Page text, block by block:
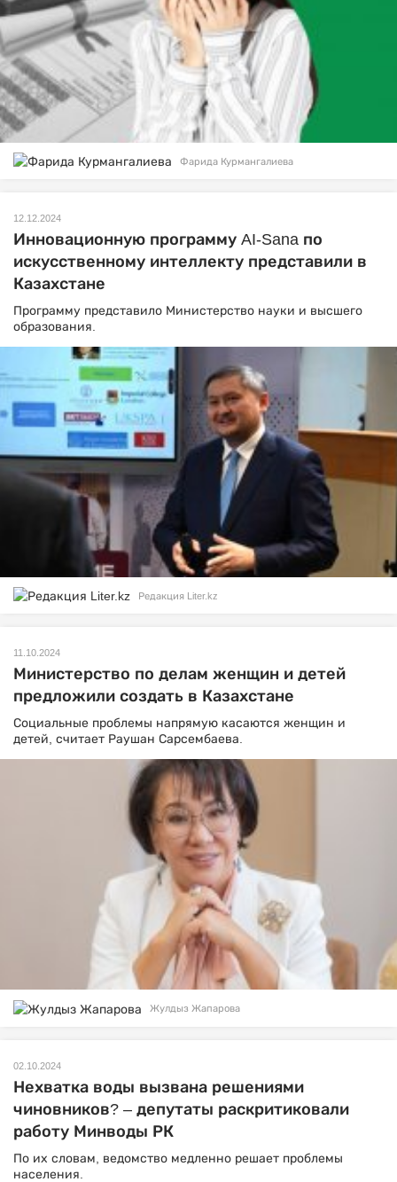
Фарида Курмангалиева
12.12.2024
Инновационную программу AI-Sana по
искусственному интеллекту представили в
Казахстане
Программу представило Министерство науки и высшего
образования.
Редакция Liter.kz
11.10.2024
Министерство по делам женщин и детей
предложили создать в Казахстане
Социальные проблемы напрямую касаются женщин и
детей, считает Раушан Сарсембаева.
Жулдыз Жапарова
02.10.2024
Нехватка воды вызвана решениями
чиновников? – депутаты раскритиковали
работу Минводы РК
По их словам, ведомство медленно решает проблемы
населения.